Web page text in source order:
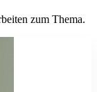
zum Thema.